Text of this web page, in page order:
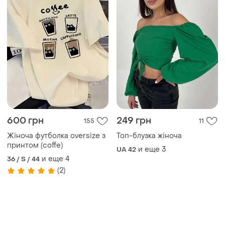
600 грн
Жіноча футболка oversize з
принтом (coffe)
36 / S / 44 и еще
(2)
249 грн 11
Топ-блузка жіноча
UA 42 и еще